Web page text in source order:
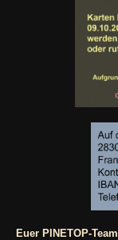
Euer PINETOP-Team